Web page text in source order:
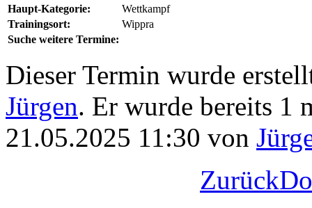
Haupt-Kategorie:
Wettkampf
Trainingsort:
Wippra
Suche weitere Termine:
Dieser Termin wurde
Jürgen. Er wurde bereits 1
21.05.2025 11:30 von
Zurück